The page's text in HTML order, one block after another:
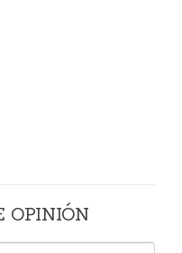
OPINIÓN